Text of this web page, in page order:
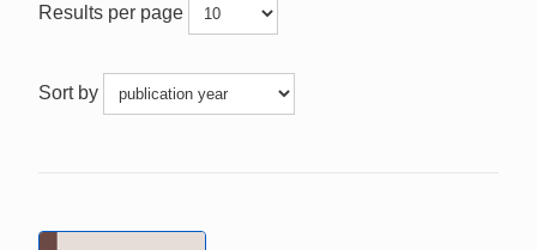
Results per page
Sort by